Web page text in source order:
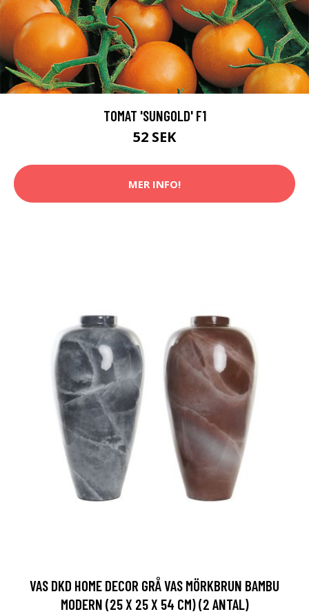
TOMAT 'SUNGOLD' F1
52 SEK
MER INFO!
VAS DKD HOME DECOR GRÅ VAS MÖRKBRUN BAMBU
MODERN (25 X 25 X 54 CM) (2 ANTAL)